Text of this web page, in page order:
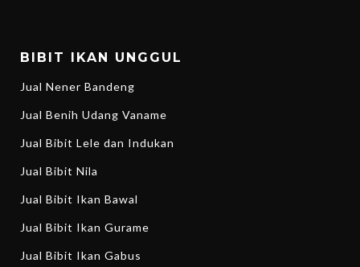
BIBIT IKAN UNGGUL
Jual Nener Bandeng
Jual Benih Udang Vaname
Jual Bibit Lele dan Indukan
Jual Bibit Nila
Jual Bibit Ikan Bawal
Jual Bibit Ikan Gurame
Jual Bibit Ikan Gabus